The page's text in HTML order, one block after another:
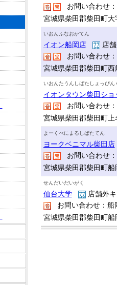
お問い合わせ
宮城県柴田郡柴田町大
いおんふなおかてん
イオン船岡店
店
お問い合わせ
宮城県柴田郡柴田町
いおんたうんしばたしょっぴん
イオンタウン柴田シ
お問い合わせ
宮城県柴田郡柴田町
よーくべにまるしばたてん
ヨークベニマル柴田店
お問い合わせ
宮城県柴田郡柴田町
せんだいだいがく
仙台大学
店舗外
お問い合わせ：船
宮城県柴田郡柴田町